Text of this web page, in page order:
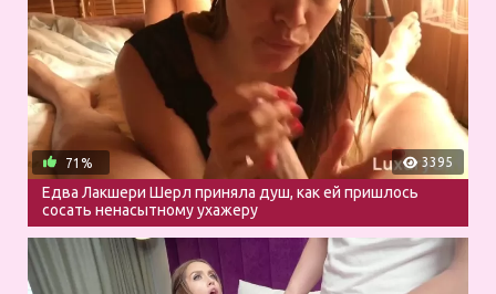
3395
71%
Едва Лакшери Шерл приняла душ, как ей пришлось
сосать ненасытному ухажеру